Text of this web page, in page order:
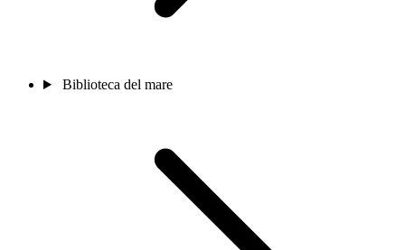
Biblioteca del mare